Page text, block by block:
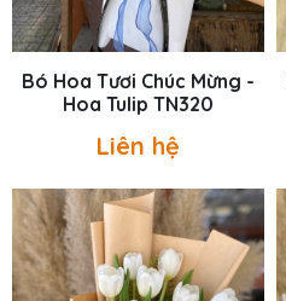
Bó Hoa Tươi Chúc Mừng -
Hoa Tulip TN320
Liên hệ